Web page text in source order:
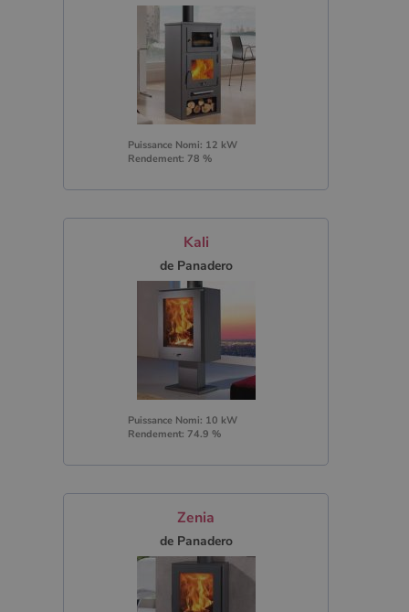
Puissance Nomi: 12 kW
Rendement: 78 %
Kali
de Panadero
Puissance Nomi: 10 kW
Rendement: 74.9 %
Zenia
de Panadero